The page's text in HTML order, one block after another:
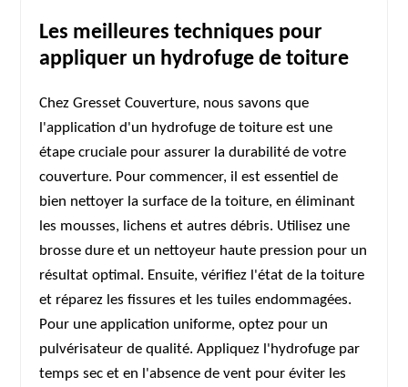
Les meilleures techniques pour
appliquer un hydrofuge de toiture
Chez Gresset Couverture, nous savons que
l'application d'un hydrofuge de toiture est une
étape cruciale pour assurer la durabilité de votre
couverture. Pour commencer, il est essentiel de
bien nettoyer la surface de la toiture, en éliminant
les mousses, lichens et autres débris. Utilisez une
brosse dure et un nettoyeur haute pression pour un
résultat optimal. Ensuite, vérifiez l'état de la toiture
et réparez les fissures et les tuiles endommagées.
Pour une application uniforme, optez pour un
pulvérisateur de qualité. Appliquez l'hydrofuge par
temps sec et en l'absence de vent pour éviter les